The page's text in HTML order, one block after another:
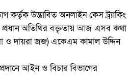
কর্তৃক উদ্ভাবিত অনলাইন কেস ট্র্যাকিং
প্রধান অতিথির বক্তৃতায় আজ এসব কথা
ও দায়রা জজ) একেএম কামাল উদ্দিন
আইন ও বিচার বিভাগের